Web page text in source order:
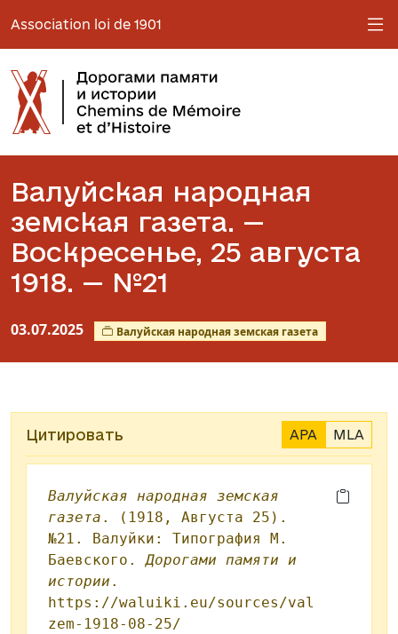
Association loi de 1901
Валуйская народная
земская газета. —
Воскресенье, 25 августа
1918. — №21
03.07.2025 Валуйская народная земская газета
Цитировать APA MLA
Валуйская народная земская
газета . (1918, Августа 25).
№21. Валуйки: Типография М.
Баевского.Дорогами памяти и
истории .
https://waluiki.eu/sources/val
zem-1918-08-25/